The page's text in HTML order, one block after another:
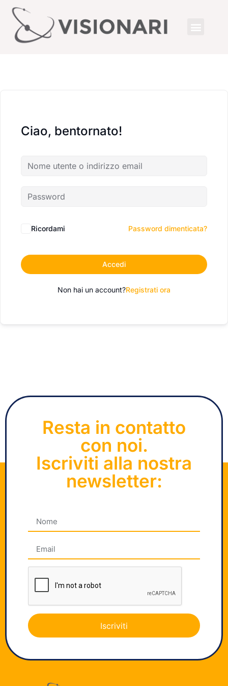
Ciao, bentornato!
Ricordami Password dimenticata?
Accedi
Non hai un account?Registrati ora
Resta in contatto
con noi.
Iscriviti alla nostra
newsletter:
Iscriviti